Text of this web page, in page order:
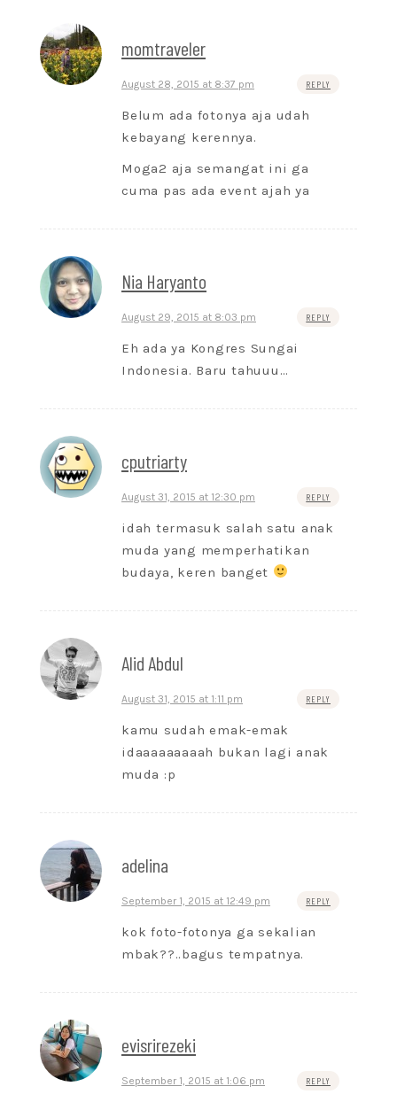
momtraveler
August 28, 2015 at 8:37 pm REPLY
Belum ada fotonya aja udah
kebayang kerennya.
Moga2 aja semangat ini ga
cuma pas ada event ajah ya
Nia Haryanto
August 29, 2015 at 8:03 pm REPLY
Eh ada ya Kongres Sungai
Indonesia. Baru tahuuu…
cputriarty
August 31, 2015 at 12:30 pm REPLY
idah termasuk salah satu anak
muda yang memperhatikan
budaya, keren banget
Alid Abdul
August 31, 2015 at 1:11 pm REPLY
kamu sudah emak-emak
idaaaaaaaaah bukan lagi anak
muda :p
adelina
September 1, 2015 at 12:49 pm REPLY
kok foto-fotonya ga sekalian
mbak??..bagus tempatnya.
evisrirezeki
September 1, 2015 at 1:06 pm REPLY